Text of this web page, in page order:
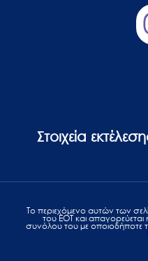
Στοιχεία
Το περιεχόμενο αυτών των
του ΕΟΤ και
συνόλου του με οποιοδήποτε